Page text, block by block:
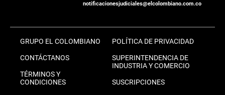
notificacionesjudiciales@elcolombiano.com.co
GRUPO EL COLOMBIANO
CONTÁCTANOS
TÉRMINOS Y
CONDICIONES
POLÍTICA DE PRIVACIDAD
SUPERINTENDENCIA DE
INDUSTRIA Y COMERCIO
SUSCRIPCIONES